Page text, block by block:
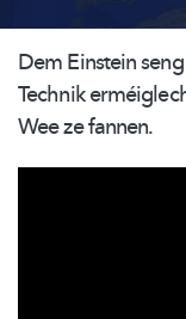
Dem Einstein seng
Technik
Wee ze fannen.